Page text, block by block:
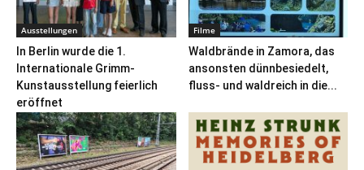
Ausstellungen
In Berlin wurde die 1.
Internationale Grimm-
Kunstausstellung feierlich
eröffnet
Filme
Waldbrände in Zamora, das
ansonsten dünnbesiedelt,
fluss- und waldreich in die...